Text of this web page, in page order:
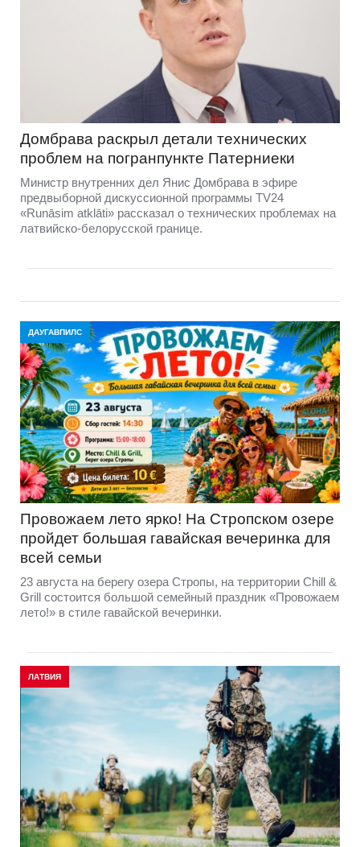
Домбравa раскрыл детали технических
проблем на погранпункте Патерниеки
Министр внутренних дел Янис Домбрава в эфире
предвыборной дискуссионной программы TV24
«Runāsim atklāti» рассказал о технических проблемах на
латвийско-белорусской границе.
ДАУГАВПИЛС
Провожаем лето ярко! На Стропском озере
пройдет большая гавайская вечеринка для
всей семьи
23 августа на берегу озера Стропы, на территории Chill &
Grill состоится большой семейный праздник «Провожаем
лето!» в стиле гавайской вечеринки.
ЛАТВИЯ